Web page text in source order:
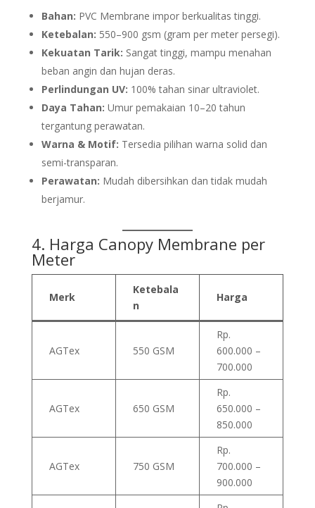
Bahan: PVC Membrane impor berkualitas tinggi.
Ketebalan: 550–900 gsm (gram per meter persegi).
Kekuatan Tarik: Sangat tinggi, mampu menahan
beban angin dan hujan deras.
Perlindungan UV: 100% tahan sinar ultraviolet.
Daya Tahan: Umur pemakaian 10–20 tahun
tergantung perawatan.
Warna & Motif: Tersedia pilihan warna solid dan
semi-transparan.
Perawatan: Mudah dibersihkan dan tidak mudah
berjamur.
4. Harga Canopy Membrane per
Meter
Merk
Ketebala
n
Harga
AGTex 550 GSM
Rp.
600.000 –
700.000
AGTex 650 GSM
Rp.
650.000 –
850.000
AGTex 750 GSM
Rp.
700.000 –
900.000